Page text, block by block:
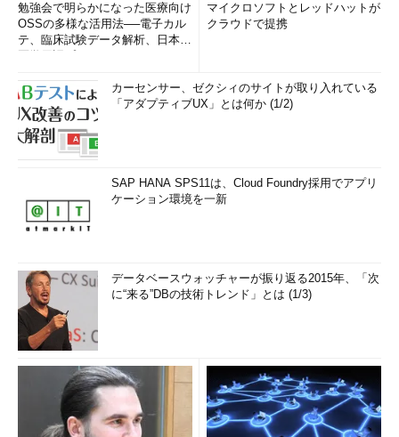
勉強会で明らかになった医療向け
OSSの多様な活用法──電子カル
テ、臨床試験データ解析、日本語
マイクロソフトとレッドハットが
クラウドで提携
カーセンサー、ゼクシィのサイトが取り入れている
「アダプティブUX」とは何か (1/2)
SAP HANA SPS11は、Cloud Foundry採用でアプリ
ケーション環境を一新
データベースウォッチャーが振り返る2015年、「次
に“来る”DBの技術トレンド」とは (1/3)